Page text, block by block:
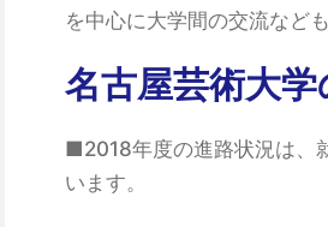
を中心に大学間の交流など
名古屋芸術大
■2018年度の進路状況は、
います。